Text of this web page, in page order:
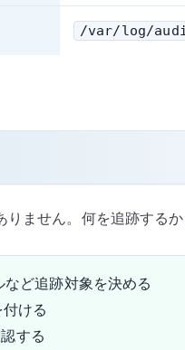
/var/log/
ません。何を追跡する
ど追跡対象を決める
ける
する